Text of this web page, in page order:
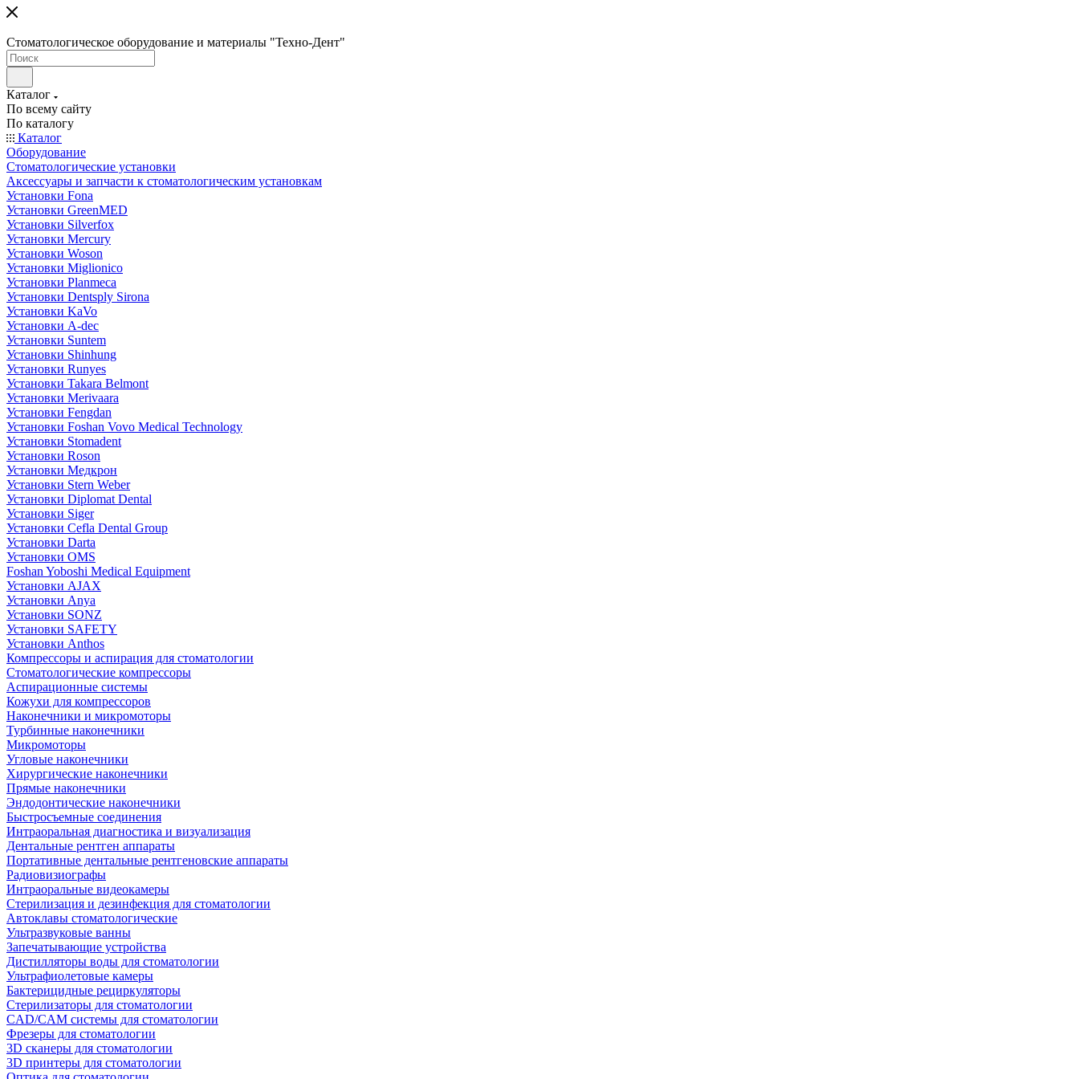
Стоматологическое оборудование и материалы "Техно-Дент"
Каталог
По всему сайту
По каталогу
Каталог
Оборудование
Стоматологические установки
Аксессуары и запчасти к стоматологическим установкам
Установки Fona
Установки GreenMED
Установки Silverfox
Установки Mercury
Установки Woson
Установки Miglionico
Установки Planmeca
Установки Dentsply Sirona
Установки KaVo
Установки A-dec
Установки Suntem
Установки Shinhung
Установки Runyes
Установки Takara Belmont
Установки Merivaara
Установки Fengdan
Установки Foshan Vovo Medical Technology
Установки Stomadent
Установки Roson
Установки Медкрон
Установки Stern Weber
Установки Diplomat Dental
Установки Siger
Установки Cefla Dental Group
Установки Darta
Установки OMS
Foshan Yoboshi Medical Equipment
Установки AJAX
Установки Anya
Установки SONZ
Установки SAFETY
Установки Anthos
Компрессоры и аспирация для стоматологии
Стоматологические компрессоры
Аспирационные системы
Кожухи для компрессоров
Наконечники и микромоторы
Турбинные наконечники
Микромоторы
Угловые наконечники
Хирургические наконечники
Прямые наконечники
Эндодонтические наконечники
Быстросъемные соединения
Интраоральная диагностика и визуализация
Дентальные рентген аппараты
Портативные дентальные рентгеновские аппараты
Радиовизиографы
Интраоральные видеокамеры
Стерилизация и дезинфекция для стоматологии
Автоклавы стоматологические
Ультразвуковые ванны
Запечатывающие устройства
Дистилляторы воды для стоматологии
Ультрафиолетовые камеры
Бактерицидные рециркуляторы
Стерилизаторы для стоматологии
CAD/CAM системы для стоматологии
Фрезеры для стоматологии
3D cканеры для стоматологии
3D принтеры для стоматологии